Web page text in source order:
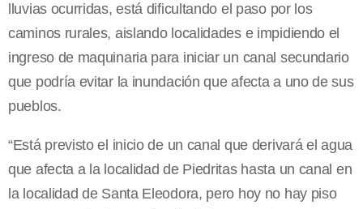
lluvias ocurridas, está dificultando el paso por los
caminos rurales, aislando localidades e impidiendo el
ingreso de maquinaria para iniciar un canal secundario
que podría evitar la inundación que afecta a uno de sus
pueblos.
“Está previsto el inicio de un canal que derivará el agua
que afecta a la localidad de Piedritas hasta un canal en
la localidad de Santa Eleodora, pero hoy no hay piso